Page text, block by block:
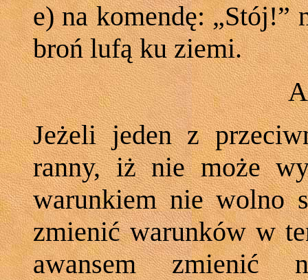
e) na komendę: „Stój!”
broń lufą ku ziemi.
Jeżeli jeden z
ranny, iż nie może
warunkiem nie wolno
zmienić warunków w
awansem zmienić